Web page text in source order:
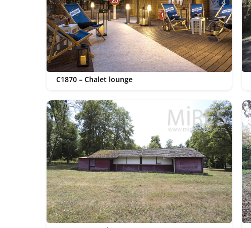
C1870 – Chalet lounge